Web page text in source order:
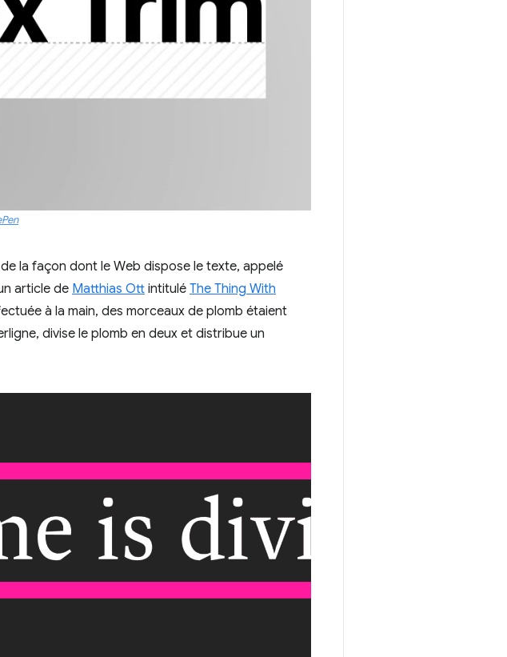
la façon dont le Web dispose le texte, appelé
article de Matthias Ott intitulé The Thing With
à la main, des morceaux de plomb étaient
divise le plomb en deux et distribue un